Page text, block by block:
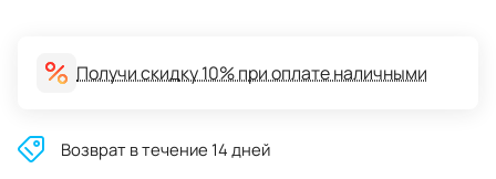
Получи скидку 10% при оплате наличными
Возврат в течение 14 дней